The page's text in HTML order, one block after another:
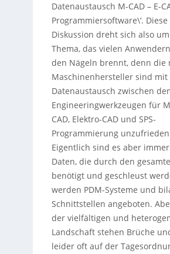
Datenaustausch M-CAD – E-
Programmiersoftware\‘. Diese
Diskussion dreht sich also
Thema, das vielen
den Nägeln brennt, denn die
Maschinenhersteller sind mit
Datenaustausch zwischen
Engineeringwerkzeugen für
CAD, Elektro-CAD und SPS-
Programmierung
Eigentlich sind es aber
Daten, die durch den
benötigt und geschleust
werden PDM-Systeme und
Schnittstellen angeboten.
der vielfältigen und
Landschaft stehen Brüche
leider oft auf der